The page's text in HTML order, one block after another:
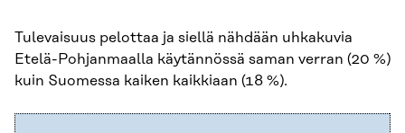
Tulevaisuus pelottaa ja siellä nähdään uhkakuvia
Etelä-Pohjanmaalla käytännössä saman verran (20 %)
kuin Suomessa kaiken kaikkiaan (18 %).